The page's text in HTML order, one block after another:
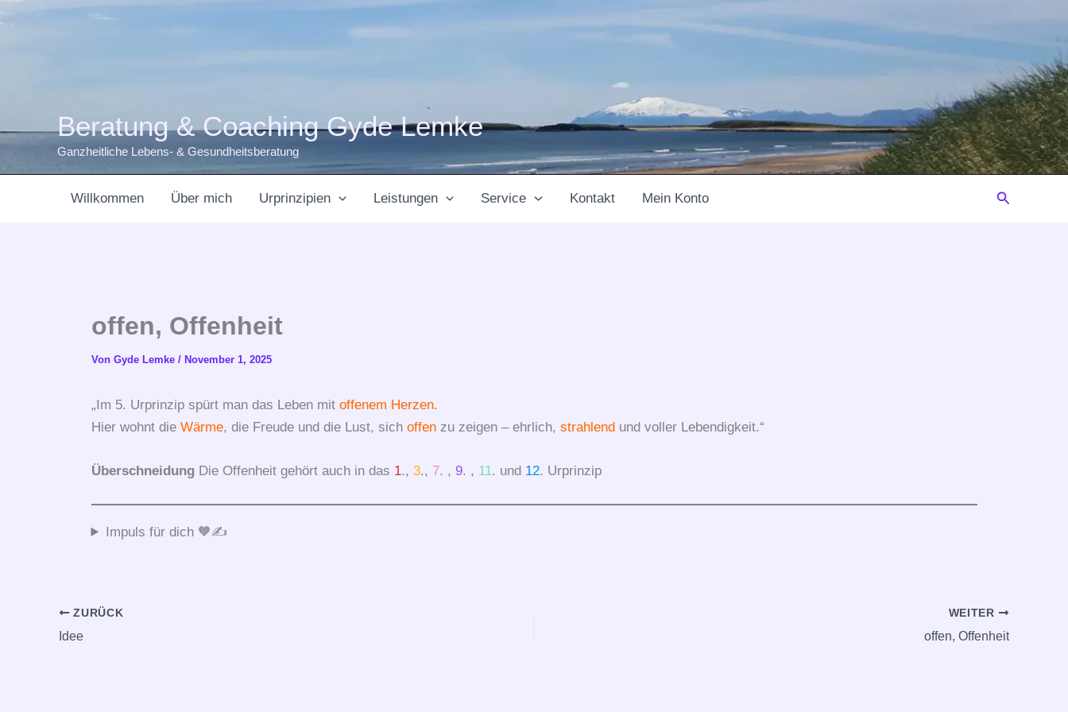
Beratung & Coaching Gyde Lemke
Ganzheitliche Lebens- & Gesundheitsberatung
Willkommen Über mich Urprinzipien Leistungen Service Kontakt Mein Konto Suchen
offen, Offenheit
Von Gyde Lemke / November 1, 2025
„Im 5. Urprinzip spürt man das Leben mit offenem Herzen.
Hier wohnt die Wärme, die Freude und die Lust, sich offenzu zeigen – ehrlich, strahlendund voller Lebendigkeit.“
ÜberschneidungDie Offenheit gehört auch in das 1., 3., 7. , 9. , 11. und 12. Urprinzip
Impuls für dich 🧡✍️
ZURÜCK
Idee
WEITER
offen, Offenheit